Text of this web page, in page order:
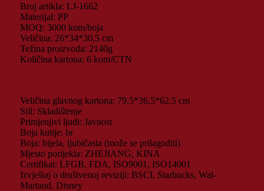
Broj artikla: LJ-1662
Materijal: PP
MOQ: 3000 kom/boja
Veličina: 26*34*30,5 cm
Težina proizvoda: 2140g
Količina kartona: 6 kom/CTN
Veličina glavnog kartona: 79,5*36,5*62,5 cm
Stil: Skladištenje
Primjenjivi ljudi: Javnost
Boja kutije: br
Boja: bijela, ljubičasta (može se prilagoditi)
Mjesto porijekla: ZHEJIANG, KINA
Certifikat: LFGB, FDA, ISO9001, ISO14001
Izvještaj o društvenoj reviziji: BSCI, Starbucks, Wal-
Martand, Disney